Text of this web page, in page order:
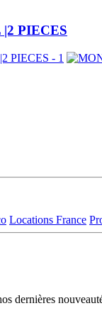
PIECES
Locations France
dernières